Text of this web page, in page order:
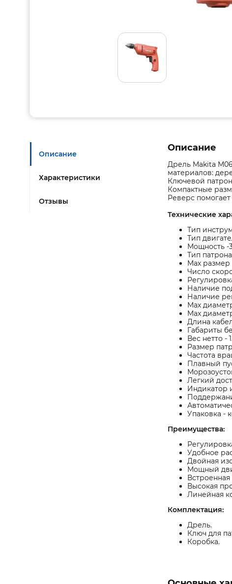
Описание
Характеристики
Отзывы
Описание
Дрель Makita
материалов:
Ключевой
Компактные
Реверс
Технические
Тип
Тип
Мощность -
Тип
Max размер
Число
Наличие
Наличие
Мах
Max
Длина
Габариты
Вес нетто -
Размер
Частота
Плавный
Легкий
Индикатор
Упаковка -
Преимущества:
Удобное
Двойная
Мощный
Высокая
Линейная
Комплектация:
Дрель.
Ключ для
Коробка.